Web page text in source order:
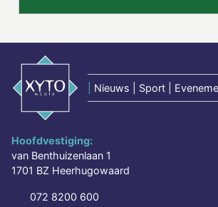
Nieuws | Sport |
Hoofdvestiging:
van Benthuizenlaan 1
1701 BZ Heerhugowaard
072 8200 600